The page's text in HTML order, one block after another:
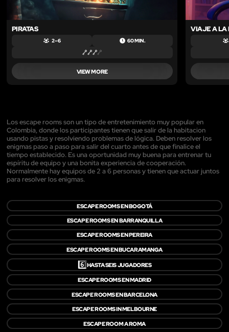
PIRATAS
2 – 6 60 MIN.
VIEW MORE
VIAJE A LA
Los escape rooms son un tipo de entretenimiento muy popular en
Colombia, donde los participantes tienen que salir de la habitacion
usando pistas y resolviendo problemas de lógica. Deben resolver los
enigmas paso a paso para salir del cuarto antes de que finalice el
tiempo establecido. Es una oportunidad muy buena para entrenar tu
espíritu de equipo y una bonita experiencia de cooperación.
Normalmente hay equipos de 2 a 6 personas y tienen que actuar juntos
para resolver los enigmas.
ESCAPE ROOMS EN BOGOTÁ
ESCAPE ROOMS EN BARRANQUILLA
ESCAPE ROOMS EN PEREIRA
ESCAPE ROOMS EN BUCARAMANGA
6️⃣HASTA SEIS JUGADORES
ESCAPE ROOMS EN MADRID
ESCAPE ROOMS EN BARCELONA
ESCAPE ROOMS IN MELBOURNE
ESCAPE ROOM A ROMA